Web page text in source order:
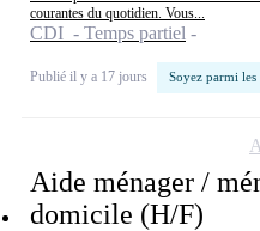
courantes du quotidien. Vous...
CDI - Temps partiel
Publié il y a 17 jours Soyez parmi les
Aide ménager /
domicile (H/F)